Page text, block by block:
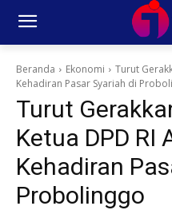
Beranda Ekonomi
Turut
Kehadiran Pasar Syariah di
Turut
Ketua DPD RI
Kehadiran
Probolinggo